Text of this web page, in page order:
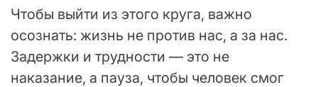
Чтобы выйти из этого круга, важно
осознать: жизнь не против нас, а за нас.
Задержки и трудности — это не
наказание, а пауза, чтобы человек смог